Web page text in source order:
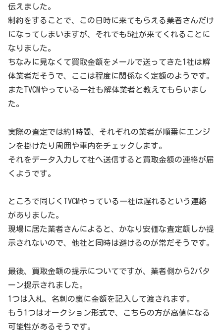
伝えました。
制約をすることで、この日時に来てもらえる業者さんだけ
になってしまいますが、それでも5社が来てくれることに
なりました。
ちなみに見なくて買取金額をメールで送ってきた1社は解
体業者だそうで、ここは程度に関係なく定額のようです。
またTVCMやっている一社も解体業者と教えてもらいまし
た。
実際の査定では約1時間、それぞれの業者が順番にエンジ
ンを掛けたり周囲や車内をチェックします。
それをデータ入力して社へ送信すると買取金額の連絡が届
くようです。
ところで同じくTVCMやっている一社は遅れるという連絡
がありました。
現場に居た業者さんによると、かなり安価な査定額しか提
示されないので、他社と同時は避けるのが常だそうです。
最後、買取金額の提示についてですが、業者側から2パタ
ーン提示されました。
1つは入札、名刺の裏に金額を記入して渡されます。
もう1つはオークション形式で、こちらの方が高値になる
可能性があるそうです。